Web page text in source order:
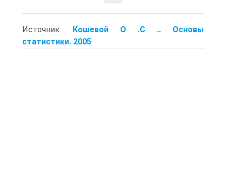
Источник: Кошевой О .С .. Основы
статистики. 2005